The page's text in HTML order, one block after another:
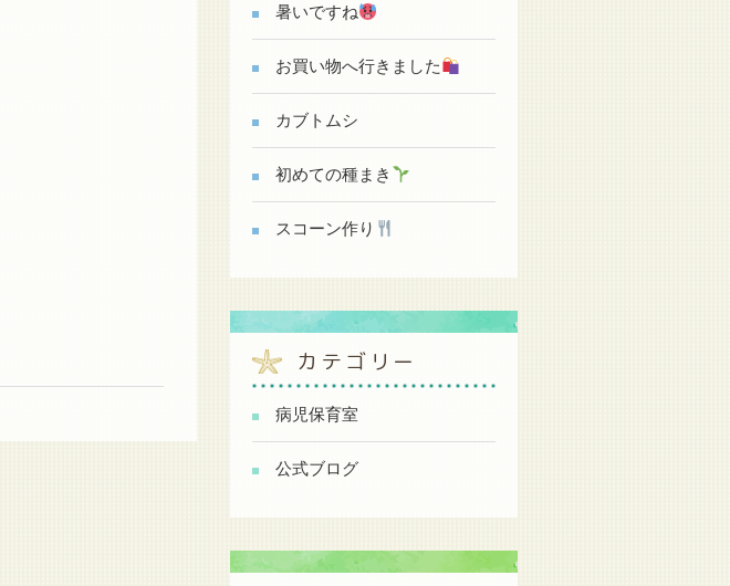
暑いですね
お買い物へ行きました
カブトムシ
初めての種まき
スコーン作り
カテゴリー
病児保育室
公式ブログ